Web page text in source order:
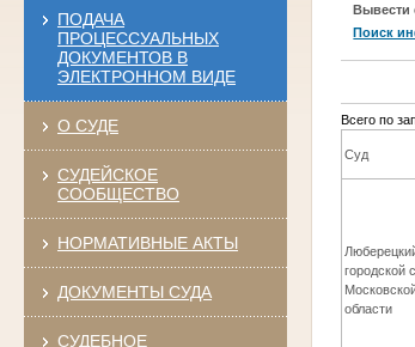
ПОДАЧА
ПРОЦЕССУАЛЬНЫХ
ДОКУМЕНТОВ В
ЭЛЕКТРОННОМ ВИДЕ
О СУДЕ
СУДЕЙСКОЕ
СООБЩЕСТВО
НОРМАТИВНЫЕ АКТЫ
ДОКУМЕНТЫ СУДА
СУДЕБНОЕ
Вывести
Поиск
Всего по
Суд
городской
области